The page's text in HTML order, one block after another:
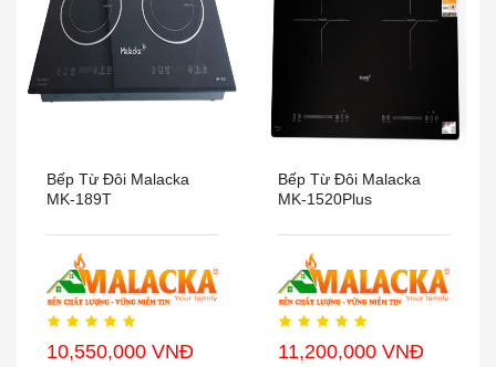
Bếp Từ Đôi Malacka
MK-189T
10,550,000 VNĐ
Bếp Từ Đôi Malacka
MK-1520Plus
11,200,000 VNĐ